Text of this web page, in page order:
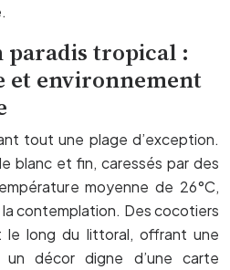
paradis tropical :
et environnement
tout une plage d’exception.
blanc et fin, caressés par des
moyenne de 26°C,
contemplation. Des cocotiers
le long du littoral, offrant une
décor digne d’une carte